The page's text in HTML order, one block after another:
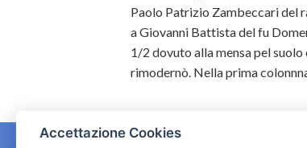
Paolo Patrizio Zambeccari del
a Giovanni Battista del fu
1/2 dovuto alla mensa pel
rimodernò. Nella prima
Accettazione Cookies